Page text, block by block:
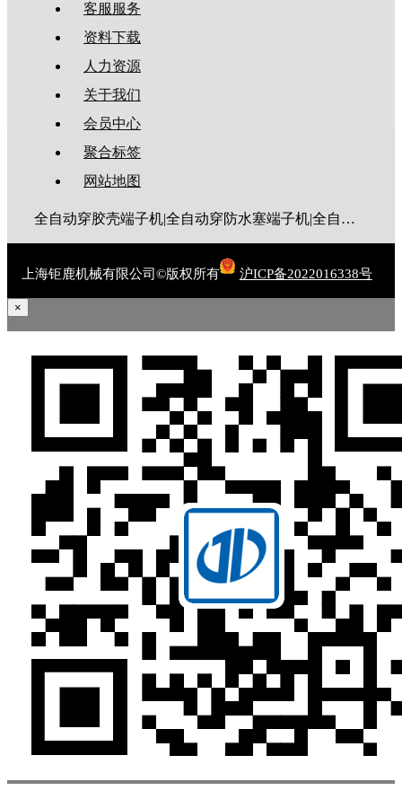
客服服务
资料下载
人力资源
关于我们
会员中心
聚合标签
网站地图
全自动穿胶壳端子机|全自动穿防水塞端子机|全自动穿热缩管端子机|全自动穿护套端子机|全自动穿号码管端子机|全自动端子机|全自动穿防水栓端子机|端子压着机|端子压接机|静音端子机|多芯线端子机|护套线端子机|全自动排线端子机|新能源大平方压接机|电脑剥线机|自动剥线机|裁线机|剥线机
上海钜鹿机械有限公司©版权所有 沪ICP备2022016338号
×